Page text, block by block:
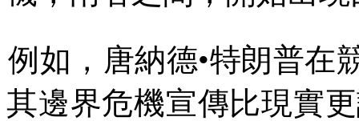
例如，唐納德•特朗普在
其邊界危機宣傳比現實